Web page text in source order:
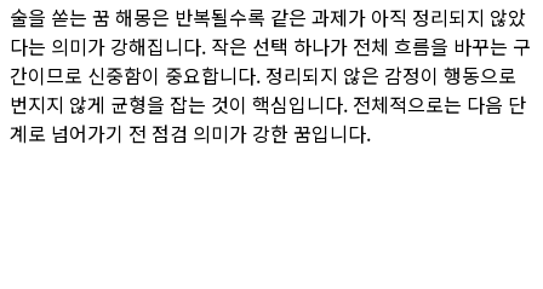
술을 쏟는 꿈 해몽은 반복될수록 같은 과제가 아직 정리되지 않았
다는 의미가 강해집니다. 작은 선택 하나가 전체 흐름을 바꾸는 구
간이므로 신중함이 중요합니다. 정리되지 않은 감정이 행동으로
번지지 않게 균형을 잡는 것이 핵심입니다. 전체적으로는 다음 단
계로 넘어가기 전 점검 의미가 강한 꿈입니다.